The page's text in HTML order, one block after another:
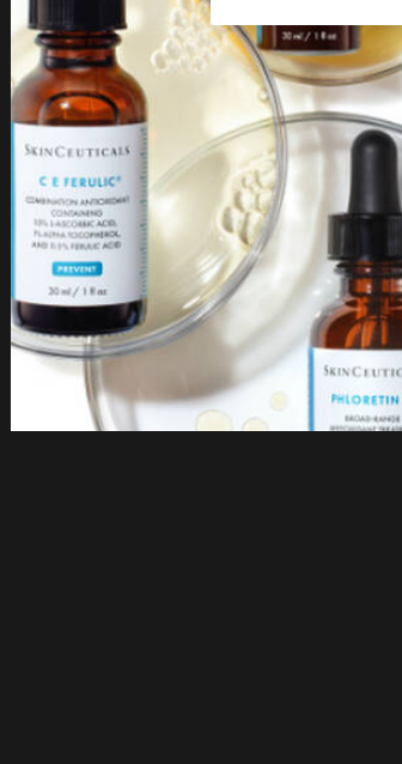
Cosmeceuticals
Autorisierte Händler
Black Friday